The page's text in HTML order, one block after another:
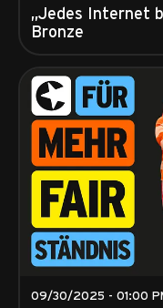
„Jedes Internet
Bronze
09/30/2025 - 01:00